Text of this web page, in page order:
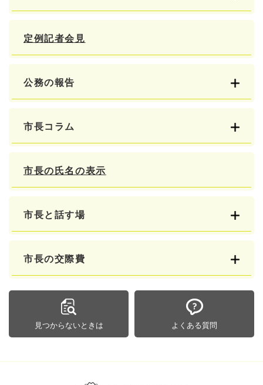
定例記者会見
公務の報告
市長コラム
市長の氏名の表示
市長と話す場
市長の交際費
見つからないときは よくある質問